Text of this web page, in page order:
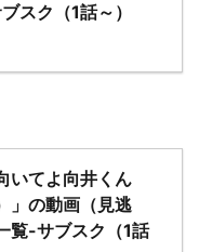
スク（1話～）
いてよ向井くん
」の動画（見逃
覧-サブスク（1話